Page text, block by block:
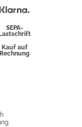
Überweisung
SEPA-
Lastschrift
Kauf auf
Rechnung